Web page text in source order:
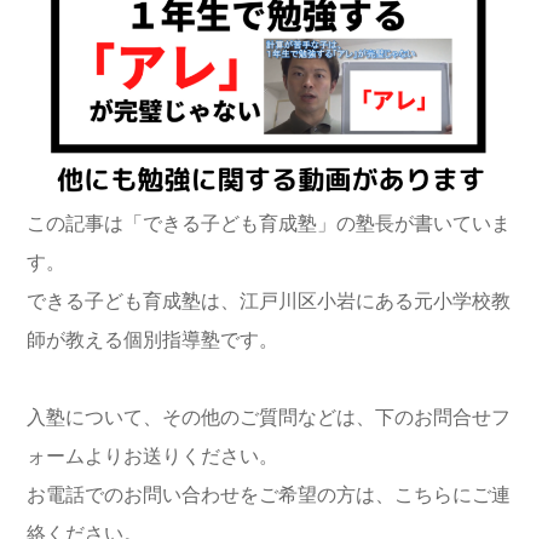
この記事は「できる子ども育成塾」の塾長が書いていま
す。
できる子ども育成塾は、江戸川区小岩にある元小学校教
師が教える個別指導塾です。
入塾について、その他のご質問などは、下のお問合せフ
ォームよりお送りください。
お電話でのお問い合わせをご希望の方は、こちらにご連
絡ください。